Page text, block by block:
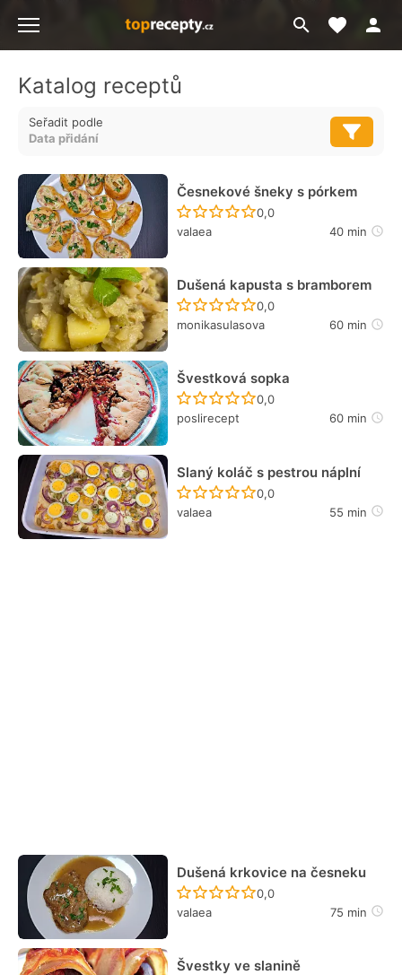
Přejít
na
Moje
Katalog receptů
Seřadit podle
Česnekové šneky s pórkem
Recept ještě nebyl
0,0
valaea
40 min
Dušená kapusta s bramborem
Recept ještě nebyl
0,0
monikasulasova
60 min
Švestková sopka
Recept ještě nebyl
0,0
poslirecept
60 min
Slaný koláč s pestrou náplní
Recept ještě nebyl
0,0
valaea
55 min
Dušená krkovice na česneku
Recept ještě nebyl
0,0
valaea
75 min
Švestky ve slanině